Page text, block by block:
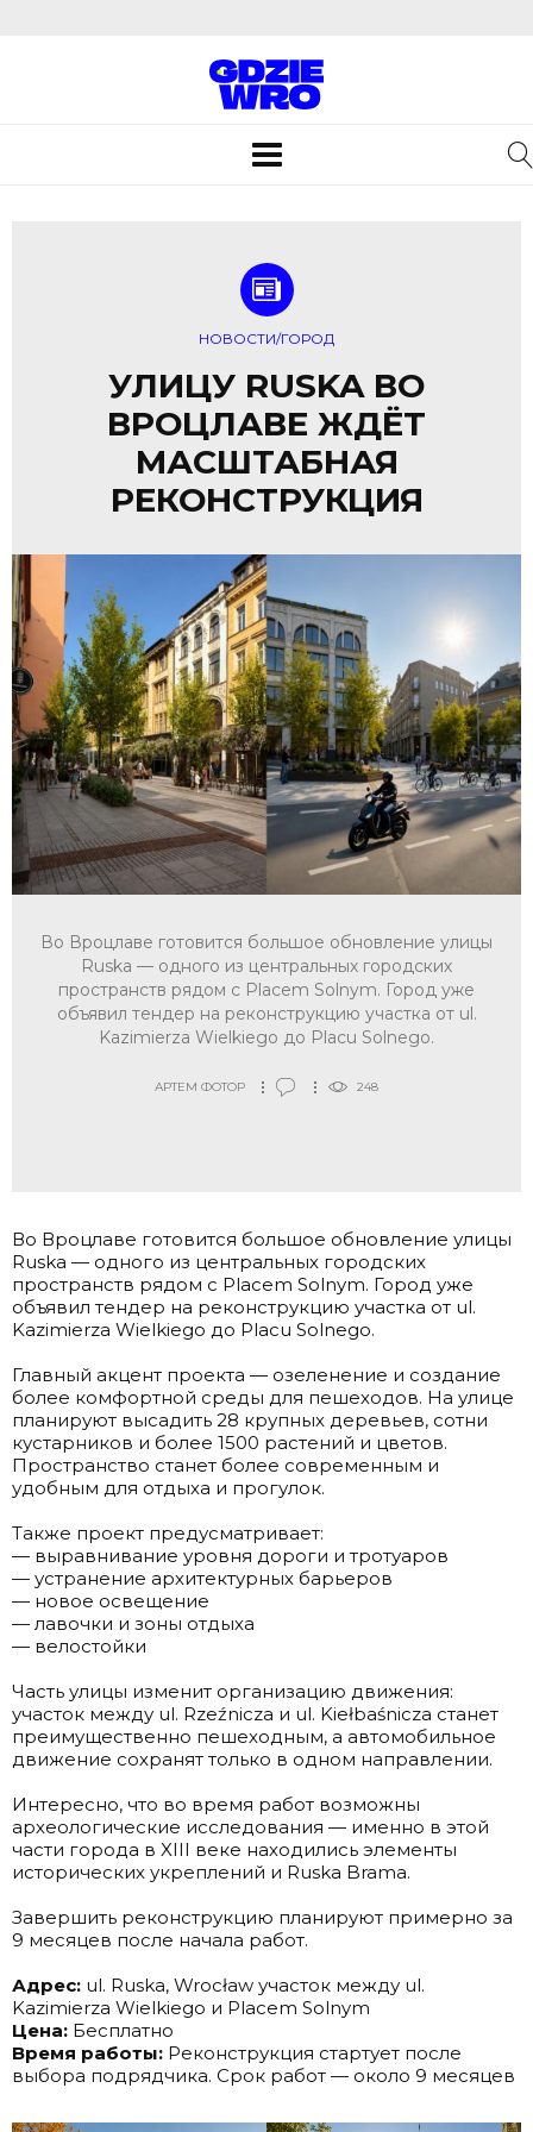
Toggle
НОВОСТИ/ГОРОД
УЛИЦУ RUSKA ВО
ВРОЦЛАВЕ ЖДЁТ
МАСШТАБНАЯ
РЕКОНСТРУКЦИЯ
Во Вроцлаве готовится большое обновление улицы
Ruska — одного из центральных городских
пространств рядом с Placem Solnym. Город уже
объявил тендер на реконструкцию участка от ul.
Kazimierza Wielkiego до Placu Solnego.
АРТЕМ ФОТОР 248
Во Вроцлаве готовится большое обновление улицы
Ruska — одного из центральных городских
пространств рядом с Placem Solnym. Город уже
объявил тендер на реконструкцию участка от ul.
Kazimierza Wielkiego до Placu Solnego.
Главный акцент проекта — озеленение и создание
более комфортной среды для пешеходов. На улице
планируют высадить 28 крупных деревьев, сотни
кустарников и более 1500 растений и цветов.
Пространство станет более современным и
удобным для отдыха и прогулок.
Также проект предусматривает:
— выравнивание уровня дороги и тротуаров
— устранение архитектурных барьеров
— новое освещение
— лавочки и зоны отдыха
— велостойки
Часть улицы изменит организацию движения:
участок между ul. Rzeźnicza и ul. Kiełbaśnicza станет
преимущественно пешеходным, а автомобильное
движение сохранят только в одном направлении.
Интересно, что во время работ возможны
археологические исследования — именно в этой
части города в XIII веке находились элементы
исторических укреплений и Ruska Brama.
Завершить реконструкцию планируют примерно за
9 месяцев после начала работ.
Адрес: ul. Ruska, Wrocław участок между ul.
Kazimierza Wielkiego и Placem Solnym
Цена: Бесплатно
Время работы: Реконструкция стартует после
выбора подрядчика. Срок работ — около 9 месяцев